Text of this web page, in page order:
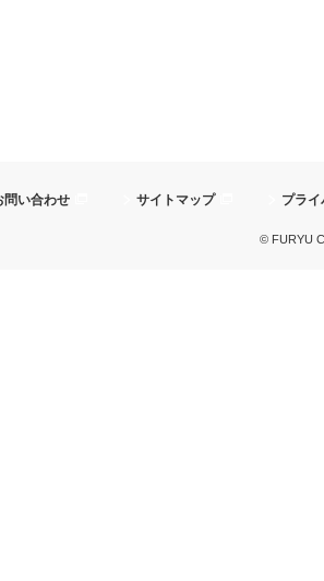
問い合わせ サイトマップ プラ
© FURYU